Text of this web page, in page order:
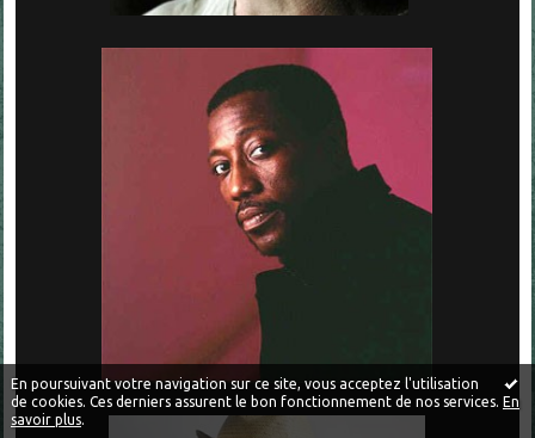
En poursuivant votre navigation sur ce site, vous acceptez l'utilisation
de cookies. Ces derniers assurent le bon fonctionnement de nos services. En
savoir plus.